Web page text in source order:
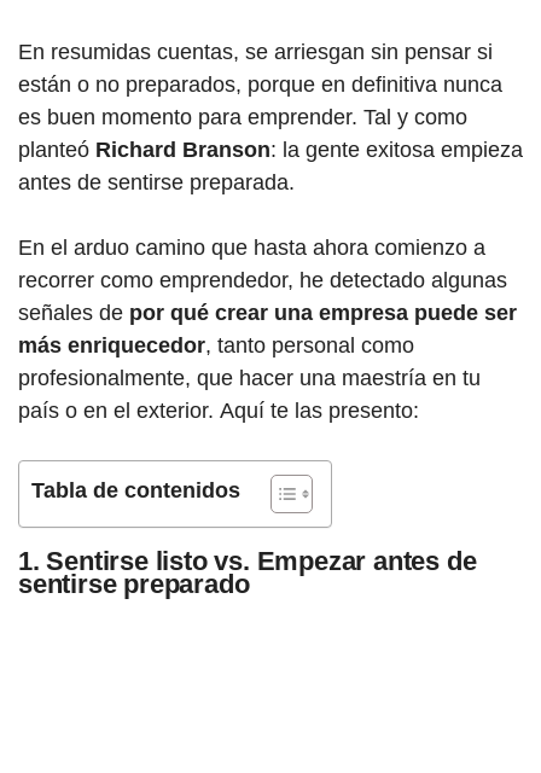
En resumidas cuentas, se arriesgan sin pensar si
están o no preparados, porque en definitiva nunca
es buen momento para emprender. Tal y como
planteó Richard Branson: la gente exitosa empieza
antes de sentirse preparada.
En el arduo camino que hasta ahora comienzo a
recorrer como emprendedor, he detectado algunas
señales de por qué crear una empresa puede ser
más enriquecedor, tanto personal como
profesionalmente, que hacer una maestría en tu
país o en el exterior. Aquí te las presento:
Tabla de contenidos
1. Sentirse listo vs. Empezar antes de
sentirse preparado